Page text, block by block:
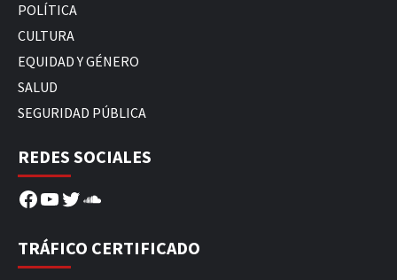
POLÍTICA
CULTURA
EQUIDAD Y GÉNERO
SALUD
SEGURIDAD PÚBLICA
REDES SOCIALES
Facebook
YouTube
Twitter
SoundCloud
TRÁFICO CERTIFICADO